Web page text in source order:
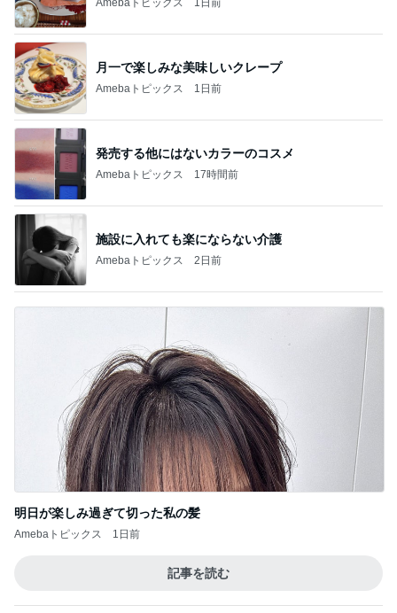
月一で楽しみな美味しいクレープ
Amebaトピックス 1日前
発売する他にはないカラーのコスメ
Amebaトピックス 17時間前
施設に入れても楽にならない介護
Amebaトピックス 2日前
明日が楽しみ過ぎて切った私の髪
Amebaトピックス 1日前
記事を読む